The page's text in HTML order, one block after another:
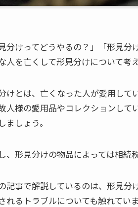
見分けってどうやるの？」「形見
人を亡くして形見分けについて考
けとは、亡くなった人が愛用して
人様の愛用品やコレクションし
ましょう。
、形見分けの物品によっては相続
記事で解説しているのは、形見分
れるトラブルについても触れていま